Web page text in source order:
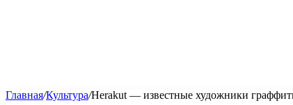
Главная/Культура/Herakut — известные художники